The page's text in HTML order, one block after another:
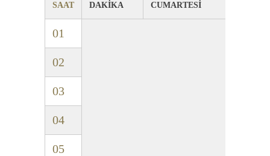
SAAT DAKİKA CUMARTESİ
01
02
03
04
05